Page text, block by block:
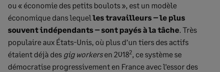
ou « économie des petits boulots », est un modèle
économique dans lequelles travailleurs – le plus
souvent indépendants – sont payés à la tâche. Très
populaire aux États-Unis, où plus d’un tiers des actifs
étaient déjà des gig workersen 20182, ce système se
démocratise progressivement en France avec l’essor des